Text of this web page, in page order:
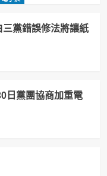
黨錯誤修法將讓紙
日黨團協商加重電